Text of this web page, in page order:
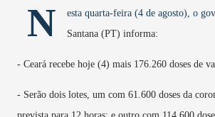
N
esta quarta-feira (4 de agosto), o
Santana (PT) informa:
- Ceará recebe hoje (4) mais 176.260 doses de
- Serão dois lotes, um com 61.600 doses da